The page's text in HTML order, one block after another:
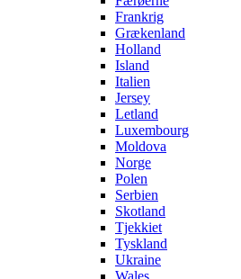
Frankrig
Grækenland
Holland
Island
Italien
Jersey
Letland
Luxembourg
Moldova
Norge
Polen
Serbien
Skotland
Tjekkiet
Tyskland
Ukraine
Wales